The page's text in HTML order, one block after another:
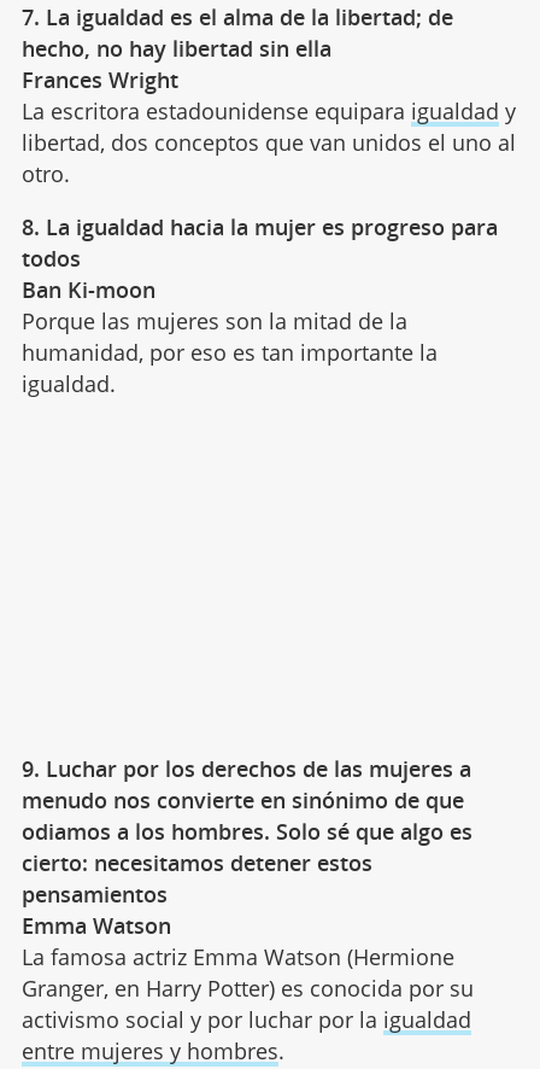
7. La igualdad es el alma de la libertad; de
hecho, no hay libertad sin ella
Frances Wright
La escritora estadounidense equipara igualdad y
libertad, dos conceptos que van unidos el uno al
otro.
8. La igualdad hacia la mujer es progreso para
todos
Ban Ki-moon
Porque las mujeres son la mitad de la
humanidad, por eso es tan importante la
igualdad.
9. Luchar por los derechos de las mujeres a
menudo nos convierte en sinónimo de que
odiamos a los hombres. Solo sé que algo es
cierto: necesitamos detener estos
pensamientos
Emma Watson
La famosa actriz Emma Watson (Hermione
Granger, en Harry Potter) es conocida por su
activismo social y por luchar por la igualdad
entre mujeres y hombres.